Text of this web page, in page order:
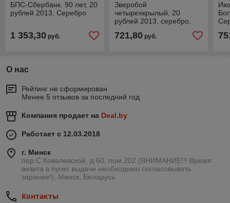
БПС-Сбербанк. 90 лет, 20
рублей 2013, Серебро
1 353,30 руб.
Зверобой
четырехкрылый, 20
рублей 2013, серебро,
721,80руб.
О нас
Рейтинг не сформирован
Менее 5 отзывов за последний год
Компания продает на Deal.by
Работает с 12.03.2018
г. Минск
пер.С.Ковалевской, д.60, пом.202 (ВНИМАНИЕ!!! Время
визита в пункт выдачи необходимо согласовывать
заранее!), Минск, Беларусь
Контакты